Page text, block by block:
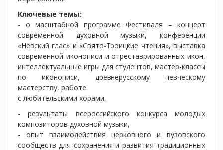
Ключевые темы:
- о масштабной программе Фестиваля – концерт
современной духовной музыки, конференции
«Невский глас» и «Свято-Троицкие чтения», выставка
современной иконописи и отреставрированных икон,
интеллектуальные игры для студентов, мастер-классы
по иконописи, древнерусскому певческому
мастерству, работе
с любительскими хорами,
- результаты всероссийского конкурса молодых
композиторов духовной музыки,
- опыт взаимодействия церковного и вузовского
сообществ для сохранения и развития традиционных